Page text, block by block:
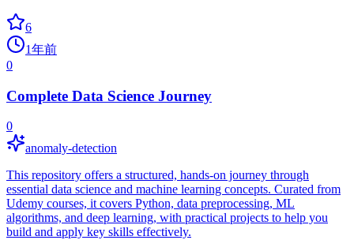
6
1年前
0
Complete Data Science Journey
0
anomaly-detection
This repository offers a structured, hands-on journey through
essential data science and machine learning concepts. Curated from
Udemy courses, it covers Python, data preprocessing, ML
algorithms, and deep learning, with practical projects to help you
build and apply key skills effectively.